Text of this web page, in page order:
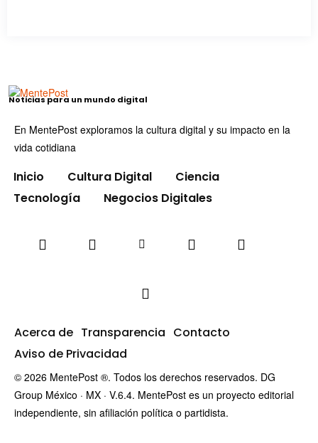
Noticias para un mundo digital
En MentePost exploramos la cultura digital y su impacto en la
vida cotidiana
Inicio Cultura Digital
Ciencia
Tecnología
Negocios Digitales
Acerca de Transparencia Contacto
Aviso de Privacidad
© 2026 MentePost ®. Todos los derechos reservados. DG
Group México · MX · V.6.4. MentePost es un proyecto editorial
independiente, sin afiliación política o partidista.